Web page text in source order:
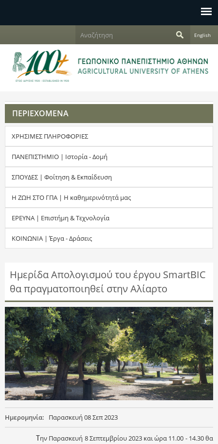
Φ
ό
μ
α
α
ν
α
ζ
ή
τ
σ
η
ς
ζ
ή
τ
η
English
ΠΕΡΙΕΧΟΜΕΝΑ
ΧΡΗΣΙΜΕΣ ΠΛΗΡΟΦΟΡΙΕΣ
ΠΑΝΕΠΙΣΤΗΜΙΟ | Ιστορία - Δομή
ΣΠΟΥΔΕΣ | Φοίτηση & Εκπαίδευση
Η ΖΩΗ ΣΤΟ ΓΠΑ | Η καθημερινότητά μας
ΕΡΕΥΝΑ | Επιστήμη & Τεχνολογία
ΚΟΙΝΩΝΙΑ | Έργα - Δράσεις
Ημερίδα Απολογισμού του έργου SmartBIC
θα πραγματοποιηθεί στην Αλίαρτο
Ημερομηνία: Παρασκευή 08 Σεπ 2023
Τ ην Παρασκευή 8 Σεπτεμβρίου 2023 και ώρα 11.00 - 14.30 θα